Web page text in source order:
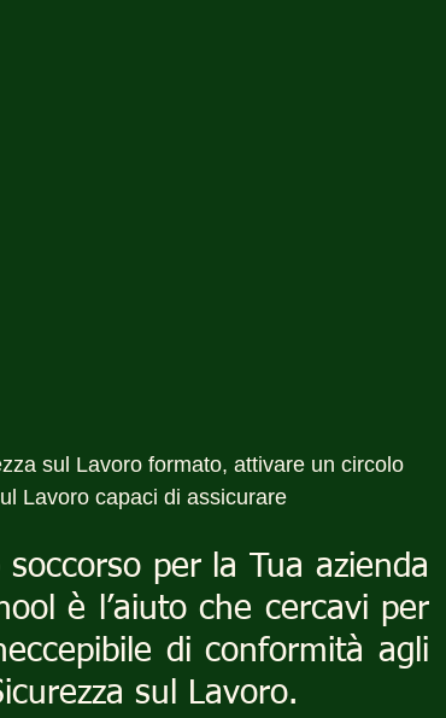
sul Lavoro formato, attivare un circolo
Lavoro capaci di assicurare
per la Tua azienda
è l’aiuto che cercavi per
di conformità agli
sul Lavoro.